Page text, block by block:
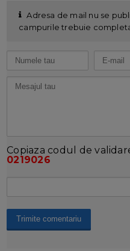
Adresa de mail nu se
campurile trebuie
Copiaza codul de
0219026